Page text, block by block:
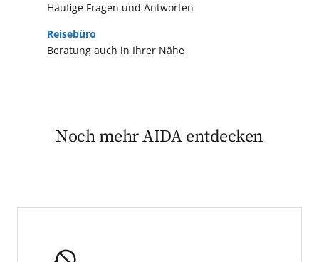
Häufige Fragen und Antworten
Beratung auch in Ihrer Nähe
Reisebüro
Noch mehr AIDA entdecken